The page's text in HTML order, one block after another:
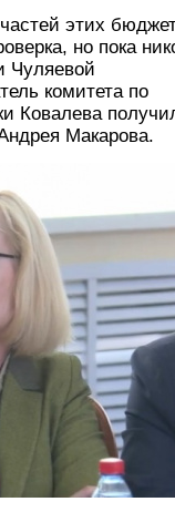
этих
но пока
Чуляевой
комитета по
Ковалева
Макарова.